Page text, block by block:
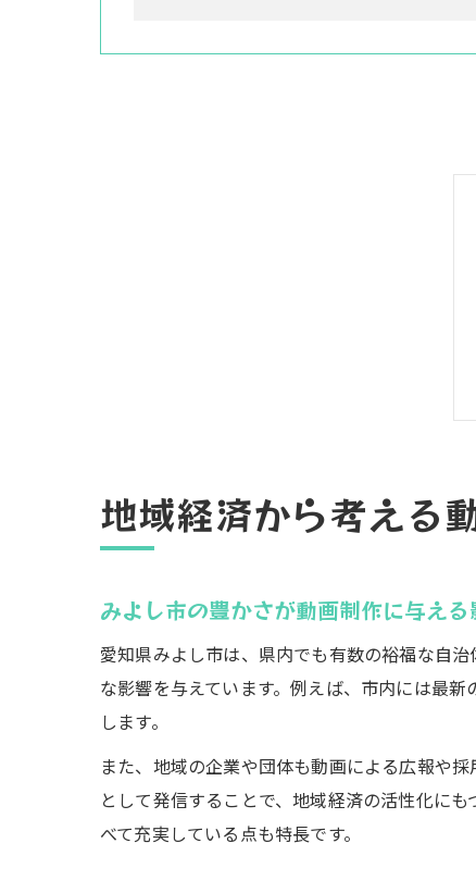
地域経済から考える
みよし市の豊かさが動画制作に与え
愛知県みよし市は、県内でも有数の裕福な自
な影響を与えています。例えば、市内には最
します。
また、地域の企業や団体も動画による広報や
として発信することで、地域経済の活性化に
べて充実している点も特長です。